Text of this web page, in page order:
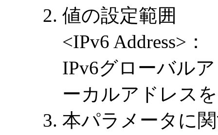
値の設定範囲
<IPv6 Address>：
IPv6グローバル
ーカルアドレス
本パラメータに